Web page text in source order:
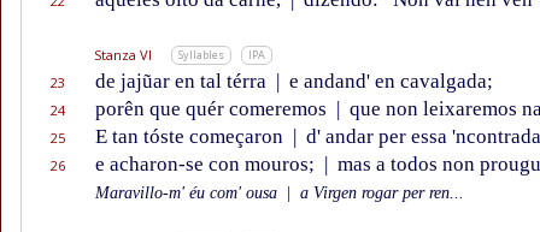
Stanza VI Syllables IPA
23 de jajũar en tal térra | e andand' en cavalgada;
24 porên que quér comeremos | que non leixaremos
25 E tan tóste começaron | d' andar per essa
26 e acharon-se con mouros; | mas a todos non
Maravillo-m' éu com' ousa a Virgen rogar per ren...